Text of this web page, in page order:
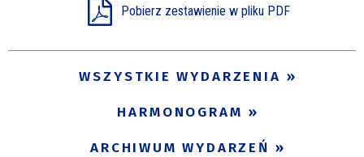
Pobierz zestawienie w pliku PDF
WSZYSTKIE WYDARZENIA
HARMONOGRAM
ARCHIWUM WYDARZEŃ